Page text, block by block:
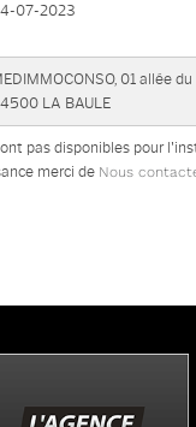
07-2023
01 allée
LA BAULE
pas disponibles pour
merci de Nous